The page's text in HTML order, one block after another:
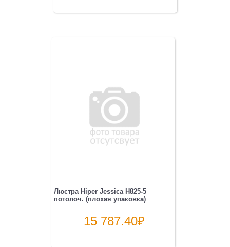
Люстра Hiper Jessica H825-5
потолоч. (плохая упаковка)
15 787.40₽